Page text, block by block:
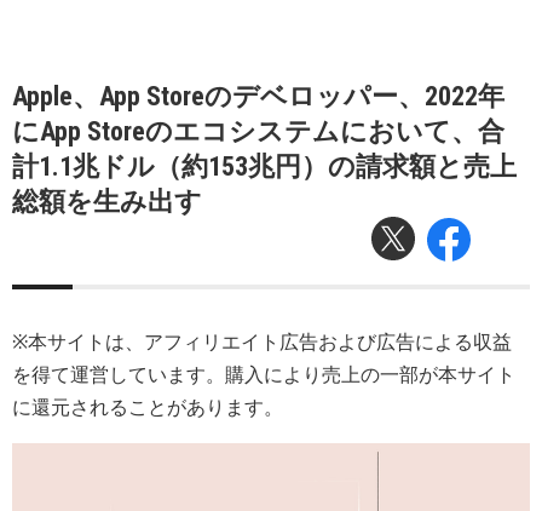
Apple、App Storeのデベロッパー、2022年
にApp Storeのエコシステムにおいて、合
計1.1兆ドル（約153兆円）の請求額と売上
総額を生み出す
※本サイトは、アフィリエイト広告および広告による収益
を得て運営しています。購入により売上の一部が本サイト
に還元されることがあります。